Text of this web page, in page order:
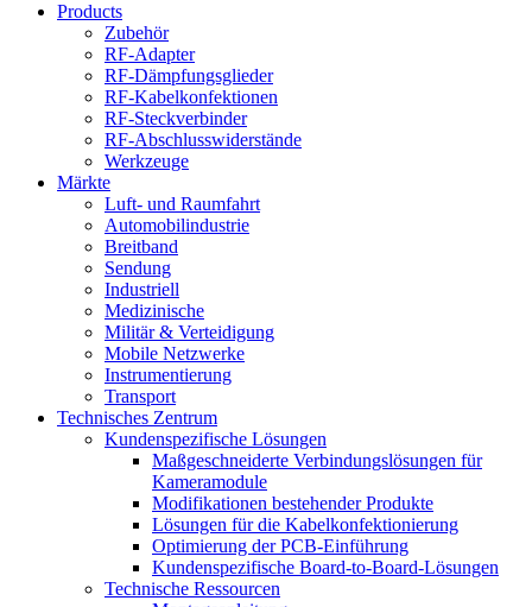
Products
Zubehör
RF-Adapter
RF-Dämpfungsglieder
RF-Kabelkonfektionen
RF-Steckverbinder
RF-Abschlusswiderstände
Werkzeuge
Märkte
Luft- und Raumfahrt
Automobilindustrie
Breitband
Sendung
Industriell
Medizinische
Militär & Verteidigung
Mobile Netzwerke
Instrumentierung
Transport
Technisches Zentrum
Kundenspezifische Lösungen
Maßgeschneiderte Verbindungslösungen für
Kameramodule
Modifikationen bestehender Produkte
Lösungen für die Kabelkonfektionierung
Optimierung der PCB-Einführung
Kundenspezifische Board-to-Board-Lösungen
Technische Ressourcen